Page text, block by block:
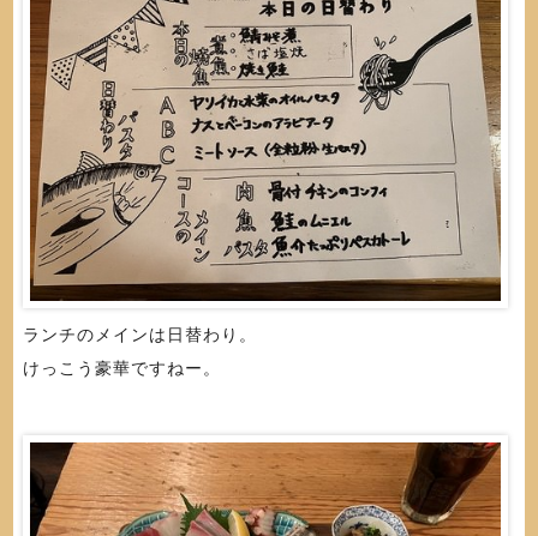
ランチのメインは日替わり。
けっこう豪華ですねー。